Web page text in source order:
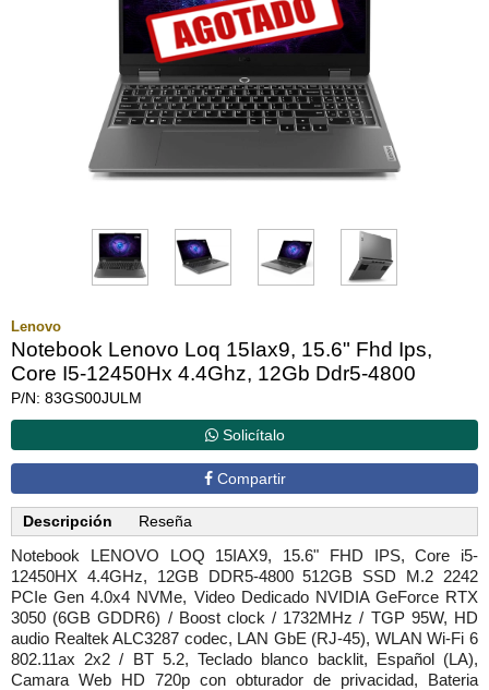
Lenovo
Notebook Lenovo Loq 15Iax9, 15.6" Fhd Ips,
Core I5-12450Hx 4.4Ghz, 12Gb Ddr5-4800
P/N: 83GS00JULM
Solicítalo
Compartir
Descripción Reseña
Notebook LENOVO LOQ 15IAX9, 15.6" FHD IPS, Core i5-
12450HX 4.4GHz, 12GB DDR5-4800 512GB SSD M.2 2242
PCIe Gen 4.0x4 NVMe, Video Dedicado NVIDIA GeForce RTX
3050 (6GB GDDR6) / Boost clock / 1732MHz / TGP 95W, HD
audio Realtek ALC3287 codec, LAN GbE (RJ-45), WLAN Wi-Fi 6
802.11ax 2x2 / BT 5.2, Teclado blanco backlit, Español (LA),
Camara Web HD 720p con obturador de privacidad, Bateria